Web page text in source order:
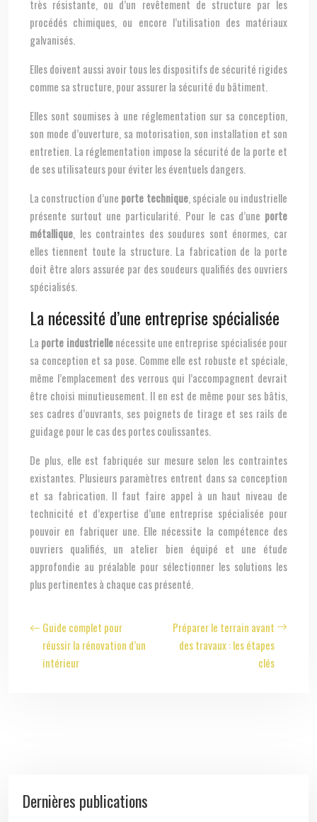
très résistante, ou d’un revêtement de structure par les
procédés chimiques, ou encore l’utilisation des matériaux
galvanisés.
Elles doivent aussi avoir tous les dispositifs de sécurité rigides
comme sa structure, pour assurer la sécurité du bâtiment.
Elles sont soumises à une réglementation sur sa conception,
son mode d’ouverture, sa motorisation, son installation et son
entretien. La réglementation impose la sécurité de la porte et
de ses utilisateurs pour éviter les éventuels dangers.
La construction d’une porte technique, spéciale ou industrielle
présente surtout une particularité. Pour le cas d’une porte
métallique , les contraintes des soudures sont énormes, car
elles tiennent toute la structure. La fabrication de la porte
doit être alors assurée par des soudeurs qualifiés des ouvriers
spécialisés.
La nécessité d’une entreprise spécialisée
La porte industriellenécessite une entreprise spécialisée pour
sa conception et sa pose. Comme elle est robuste et spéciale,
même l’emplacement des verrous qui l’accompagnent devrait
être choisi minutieusement. Il en est de même pour ses bâtis,
ses cadres d’ouvrants, ses poignets de tirage et ses rails de
guidage pour le cas des portes coulissantes.
De plus, elle est fabriquée sur mesure selon les contraintes
existantes. Plusieurs paramètres entrent dans sa conception
et sa fabrication. Il faut faire appel à un haut niveau de
technicité et d’expertise d’une entreprise spécialisée pour
pouvoir en fabriquer une. Elle nécessite la compétence des
ouvriers qualifiés, un atelier bien équipé et une étude
approfondie au préalable pour sélectionner les solutions les
plus pertinentes à chaque cas présenté.
Guide complet pour
réussir la rénovation d’un
intérieur
Préparer le terrain avant
des travaux : les étapes
clés
Dernières publications